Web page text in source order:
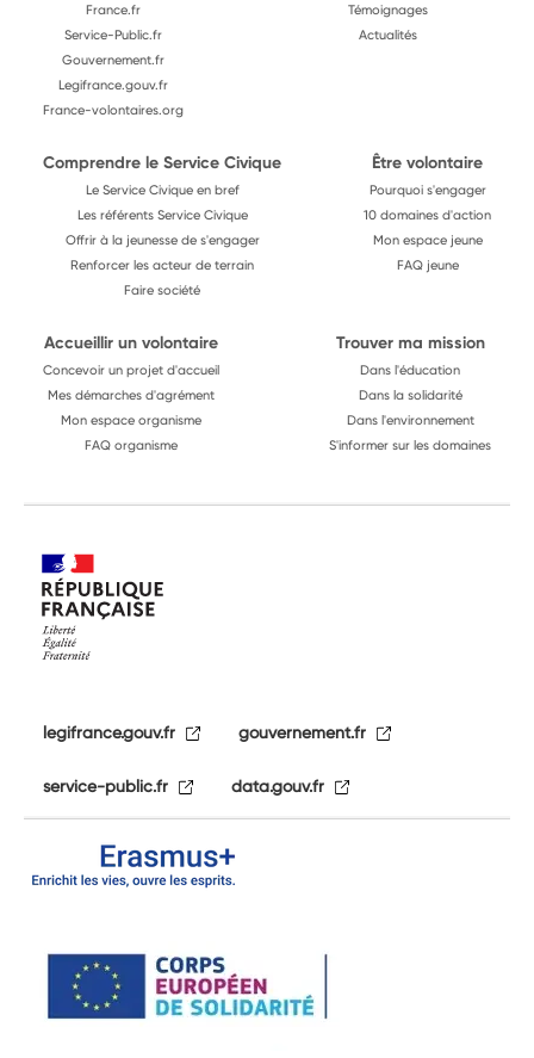
France.fr
Service-Public.fr
Gouvernement.fr
Legifrance.gouv.fr
France-volontaires.org
Témoignages
Actualités
Comprendre le Service Civique
Le Service Civique en bref
Les référents Service Civique
Offrir à la jeunesse de s'engager
Renforcer les acteur de terrain
Faire société
Être volontaire
Pourquoi s'engager
10 domaines d'action
Mon espace jeune
FAQ jeune
Accueillir un volontaire
Concevoir un projet d'accueil
Mes démarches d'agrément
Mon espace organisme
FAQ organisme
Trouver ma mission
Dans l'éducation
Dans la solidarité
Dans l'environnement
S'informer sur les domaines
legifrance.gouv.fr gouvernement.fr
service-public.fr data.gouv.fr